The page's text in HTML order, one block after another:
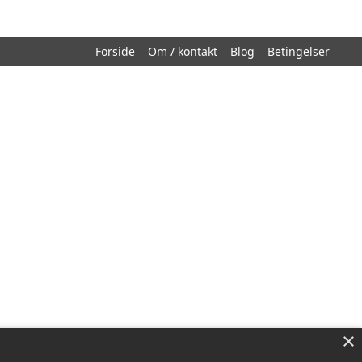
Forside Om / kontakt Blog Betingelser
×